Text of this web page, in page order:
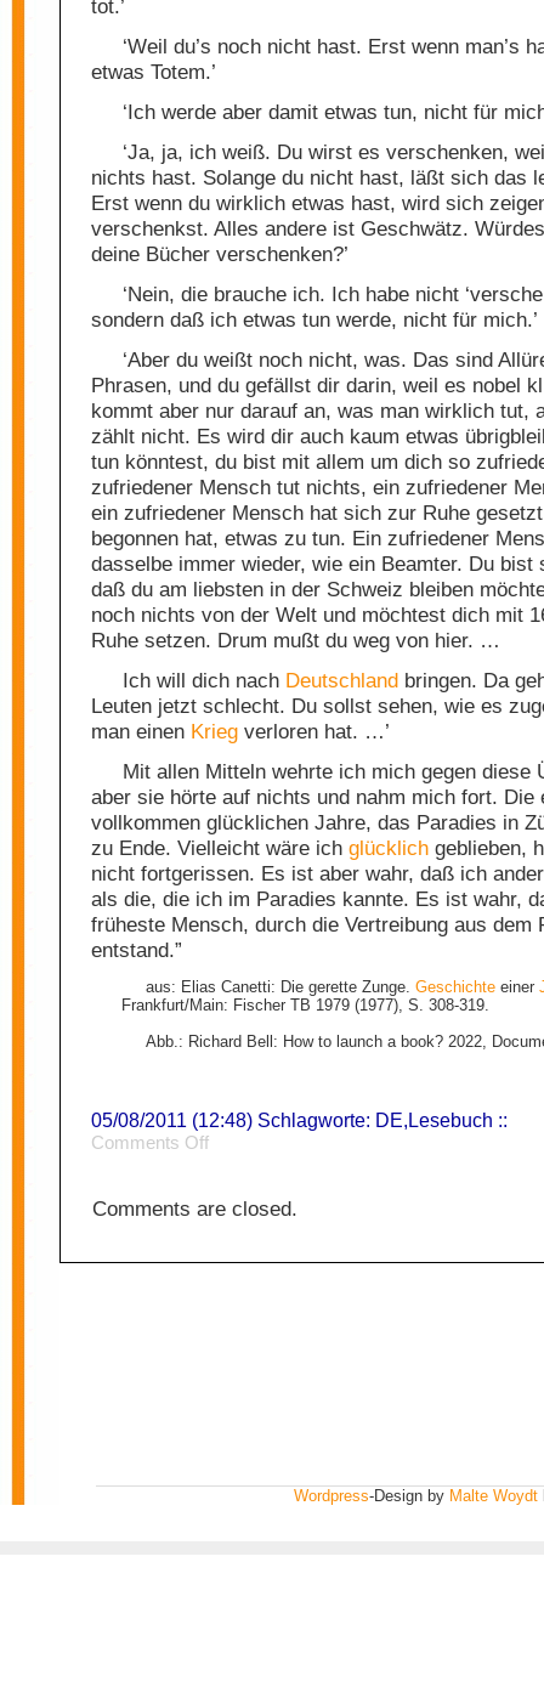
tot.’
‘Weil du’s noch nicht hast. Erst wenn man’s
etwas Totem.’
‘Ich werde aber damit etwas tun, nicht für
‘Ja, ja, ich weiß. Du wirst es verschenken,
nichts hast. Solange du nicht hast, läßt sich das
Erst wenn du wirklich etwas hast, wird sich
verschenkst. Alles andere ist Geschwätz.
deine Bücher verschenken?’
‘Nein, die brauche ich. Ich habe nicht
sondern daß ich etwas tun werde, nicht für mich.’
‘Aber du weißt noch nicht, was. Das sind
Phrasen, und du gefällst dir darin, weil es nobel
kommt aber nur darauf an, was man wirklich tut,
zählt nicht. Es wird dir auch kaum etwas
tun könntest, du bist mit allem um dich so
zufriedener Mensch tut nichts, ein zufriedener
ein zufriedener Mensch hat sich zur Ruhe
begonnen hat, etwas zu tun. Ein zufriedener
dasselbe immer wieder, wie ein Beamter. Du bist
daß du am liebsten in der Schweiz bleiben
noch nichts von der Welt und möchtest dich mit
Ruhe setzen. Drum mußt du weg von hier. …
Ich will dich nach Deutschland bringen. Da
Leuten jetzt schlecht. Du sollst sehen, wie es
man einen Krieg verloren hat. …’
Mit allen Mitteln wehrte ich mich gegen diese
aber sie hörte auf nichts und nahm mich fort. Die
vollkommen glücklichen Jahre, das Paradies in
zu Ende. Vielleicht wäre ich glücklich geblieben,
nicht fortgerissen. Es ist aber wahr, daß ich
als die, die ich im Paradies kannte. Es ist wahr,
früheste Mensch, durch die Vertreibung aus dem
entstand.”
aus: Elias Canetti: Die gerette Zunge. Geschichteeiner
Frankfurt/Main: Fischer TB 1979 (1977), S. 308-319.
Abb.: Richard Bell: How to launch a book? 2022,
05/08/2011 (12:48) Schlagworte: DE,Lesebuch ::
Comments Offon
Comments are closed.
Wordpress-Design by Malte Woydt